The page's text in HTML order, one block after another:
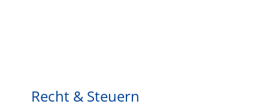
Recht & Steuern